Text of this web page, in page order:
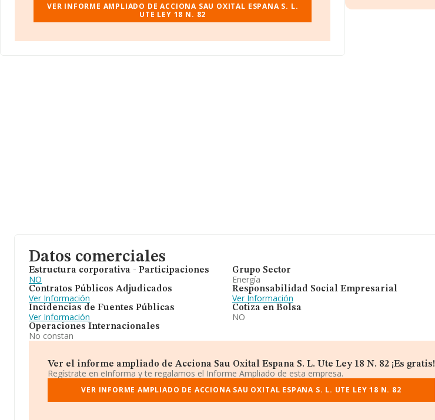
VER INFORME AMPLIADO DE ACCIONA SAU OXITAL ESPANA S. L.
UTE LEY 18 N. 82
Datos comerciales
Estructura corporativa - Participaciones
NO
Contratos Públicos Adjudicados
Ver Información
Incidencias de Fuentes Públicas
Ver Información
Operaciones Internacionales
No constan
Grupo Sector
Energía
Responsabilidad Social Empresarial
Ver Información
Cotiza en Bolsa
NO
Ver el informe ampliado de Acciona Sau Oxital Espana S. L. Ute Ley 18 N. 82 ¡Es gratis!
Regístrate en eInforma y te regalamos el Informe Ampliado de esta empresa.
VER INFORME AMPLIADO DE ACCIONA SAU OXITAL ESPANA S. L. UTE LEY 18 N. 82